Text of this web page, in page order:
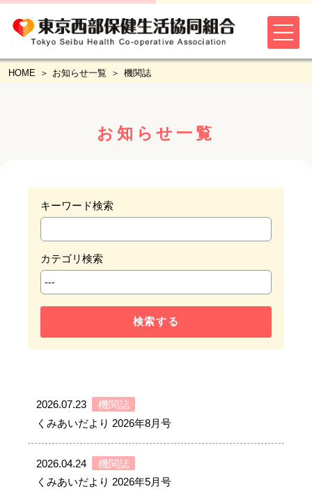
HOME お知らせ一覧 機関誌
お知らせ一覧
キーワード検索
カテゴリ検索
検索する
2026.07.23
機関誌
くみあいだより 2026年8月号
2026.04.24
機関誌
くみあいだより 2026年5月号